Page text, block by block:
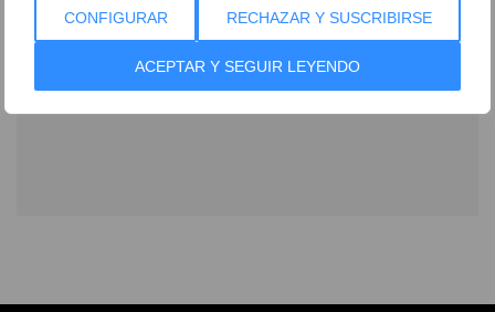
CONFIGURAR RECHAZAR Y SUSCRIBIRSE
ACEPTAR Y SEGUIR LEYENDO